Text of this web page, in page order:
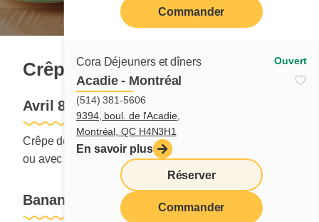
Commander
Cora Déjeuners et dîners Ouvert
Acadie - Montréal
(514) 381-5606
9394, boul. de l'Acadie,
Montréal, QC H4N3H1
En savoir plus
Réserver
Commander
Crêpes aux fruits
Avril 89
Crêpe débordante de fruits frais avec crème pâtissière
ou avec tartinade cacao-noisettes.
Bananes-choco